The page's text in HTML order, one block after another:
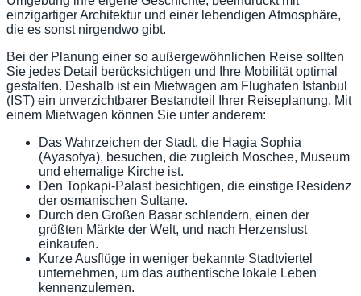
einzigartiger Architektur und einer lebendigen Atmosphäre,
die es sonst nirgendwo gibt.
Bei der Planung einer so außergewöhnlichen Reise sollten
Sie jedes Detail berücksichtigen und Ihre Mobilität optimal
gestalten. Deshalb ist ein Mietwagen am Flughafen Istanbul
(IST) ein unverzichtbarer Bestandteil Ihrer Reiseplanung. Mit
einem Mietwagen können Sie unter anderem:
Das Wahrzeichen der Stadt, die Hagia Sophia
(Ayasofya), besuchen, die zugleich Moschee, Museum
und ehemalige Kirche ist.
Den Topkapi-Palast besichtigen, die einstige Residenz
der osmanischen Sultane.
Durch den Großen Basar schlendern, einen der
größten Märkte der Welt, und nach Herzenslust
einkaufen.
Kurze Ausflüge in weniger bekannte Stadtviertel
unternehmen, um das authentische lokale Leben
kennenzulernen.